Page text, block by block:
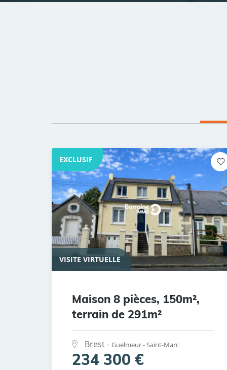
EXCLUSIF
VISITE VIRTUELLE
Maison 8 pièces, 150m²,
terrain de 291m²
Brest -Guelmeur - Saint-Marc
234 300 €